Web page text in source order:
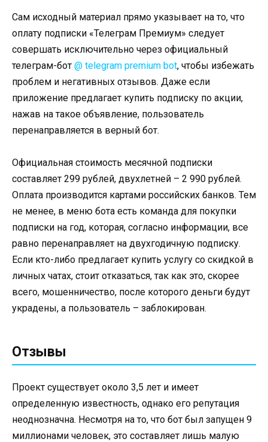
Сам исходный материал прямо указывает на то, что
оплату подписки «Телеграм Премиум» следует
совершать исключительно через официальный
телеграм-бот @ telegram premium bot, чтобы избежать
проблем и негативных отзывов. Даже если
приложение предлагает купить подписку по акции,
нажав на такое объявление, пользователь
перенаправляется в верный бот.
Официальная стоимость месячной подписки
составляет 299 рублей, двухлетней – 2 990 рублей.
Оплата производится картами российских банков. Тем
не менее, в меню бота есть команда для покупки
подписки на год, которая, согласно информации, все
равно перенаправляет на двухгодичную подписку.
Если кто-либо предлагает купить услугу со скидкой в
личных чатах, стоит отказаться, так как это, скорее
всего, мошенничество, после которого деньги будут
украдены, а пользователь – заблокирован.
Отзывы
Проект существует около 3,5 лет и имеет
определенную известность, однако его репутация
неоднозначна. Несмотря на то, что бот был запущен 9
миллионами человек, это составляет лишь малую